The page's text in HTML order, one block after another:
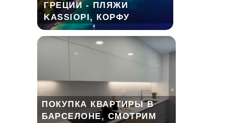
ГРЕЦИИ - ПЛЯЖИ
KASSIOPI, КОРФУ
ПОКУПКА КВАРТИРЫ В
БАРСЕЛОНЕ, СМОТРИМ